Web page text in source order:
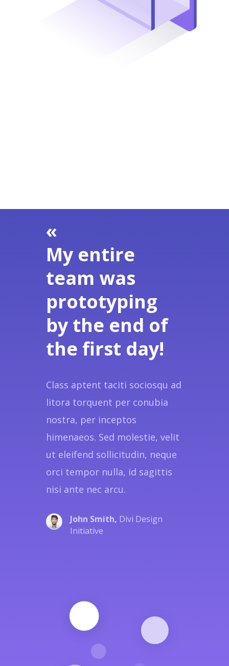
«
My entire
team was
prototyping
by the end of
the first day!
Class aptent taciti sociosqu ad
litora torquent per conubia
nostra, per inceptos
himenaeos. Sed molestie, velit
ut eleifend sollicitudin, neque
orci tempor nulla, id sagittis
nisi ante nec arcu.
John Smith, Divi Design
Initiative